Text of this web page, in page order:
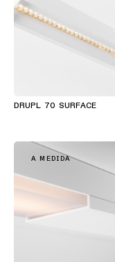
DRUPL 70 SURFACE
A MEDIDA